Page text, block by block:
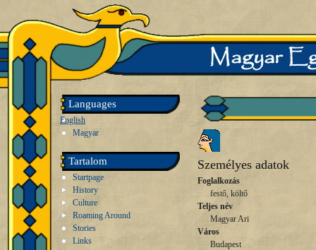
Languages
English
Magyar
Tartalom
Startpage
History
Culture
Roaming Around
Stories
Links
Személyes adatok
Foglalkozás
festő, költő
Teljes név
Magyar Ari
Város
Budapest